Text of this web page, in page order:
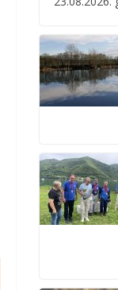
o
k